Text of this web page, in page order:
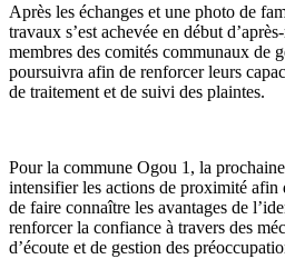
Après les échanges et une photo de
travaux s’est achevée en début
membres des comités communaux de
poursuivra afin de renforcer leurs
de traitement et de suivi des plaintes.
Pour la commune Ogou 1, la
intensifier les actions de proximité afin
de faire connaître les avantages de
renforcer la confiance à travers des
d’écoute et de gestion des